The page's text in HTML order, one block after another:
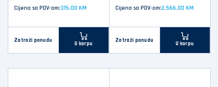
Cijena sa PDV-om:315,00 KM
Zatraži ponudu
U korpu
Cijena sa PDV-om:2.566,00 KM
Zatraži ponudu
U korpu